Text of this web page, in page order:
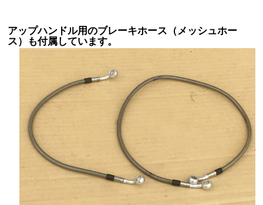
アップハンドル用のブレーキホース（メッシュホー
ス）も付属しています。